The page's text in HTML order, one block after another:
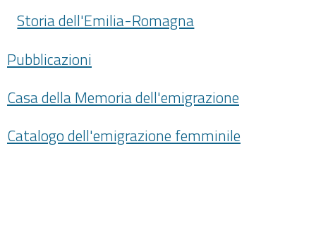
Storia dell'Emilia-Romagna
Pubblicazioni
Casa della Memoria dell'emigrazione
Catalogo dell'emigrazione femminile